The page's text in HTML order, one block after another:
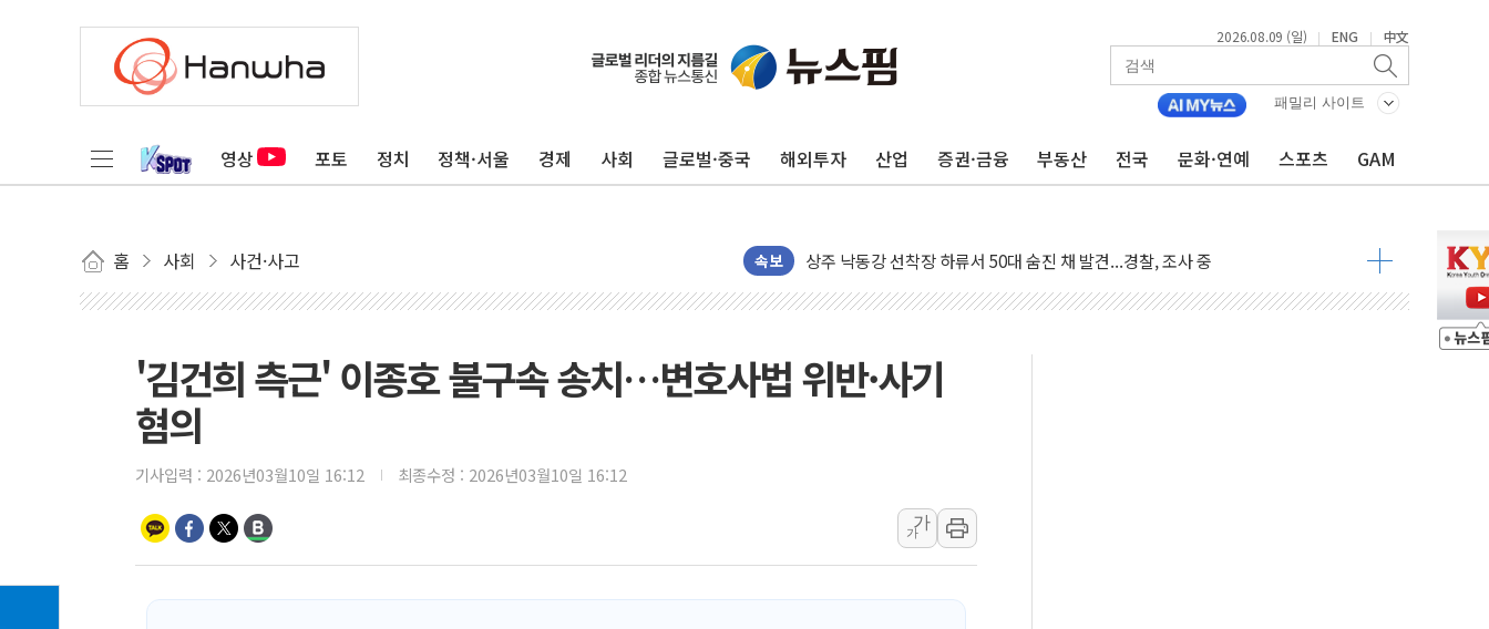
2026.08.09 (일) | ENG | 中文
패밀리 사이트
영상 포토 정치 정책·서울 경제 사회 글로벌·중국 해외투자 산업 증권·금융 부동산 전국 문화·연예 스포츠 GAM
홈 사회 사건·사고 속보
평택 진위면 공장서 질식사고 발생…작업자 1명 숨져
포항 블루밸리 국가산단에 '철강 AI융합실증센터' 들어선다
[종합] 김민석, 정청래에 누적 1.48%p 차 선두 유지...金 46.01% vs 鄭 44.53%
민주당 경북도당위원장에 오중기 당선...합산득표율 68.63%
김민석, 강원·대구·경북 경선서 정청래에 승리…金 48.54% vs 鄭 44.40%
[속보] 민주, 강원·대구·경북 경선 결과...김민석 48.54% 정청래 44.40%
정재헌 CEO, SKT 장기고객 400명 맞이…"마음 잇는 시간 되길"
최태원, 노소영에 9440억 지급 확정되나…재상고 앞두고 막판 셈법
'김건희 측근' 이종호 불구속 송치…변호사법 위반·사기
혐의
기사입력 : 2026년03월10일 16:12 최종수정 : 2026년03월10일 16:12
가
가